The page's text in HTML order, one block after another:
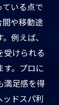
ドスパ
フレッ
トレス
いる点で
や移動途
例えば、
受けられる
す。プロに
満足感を得
ッドスパ利